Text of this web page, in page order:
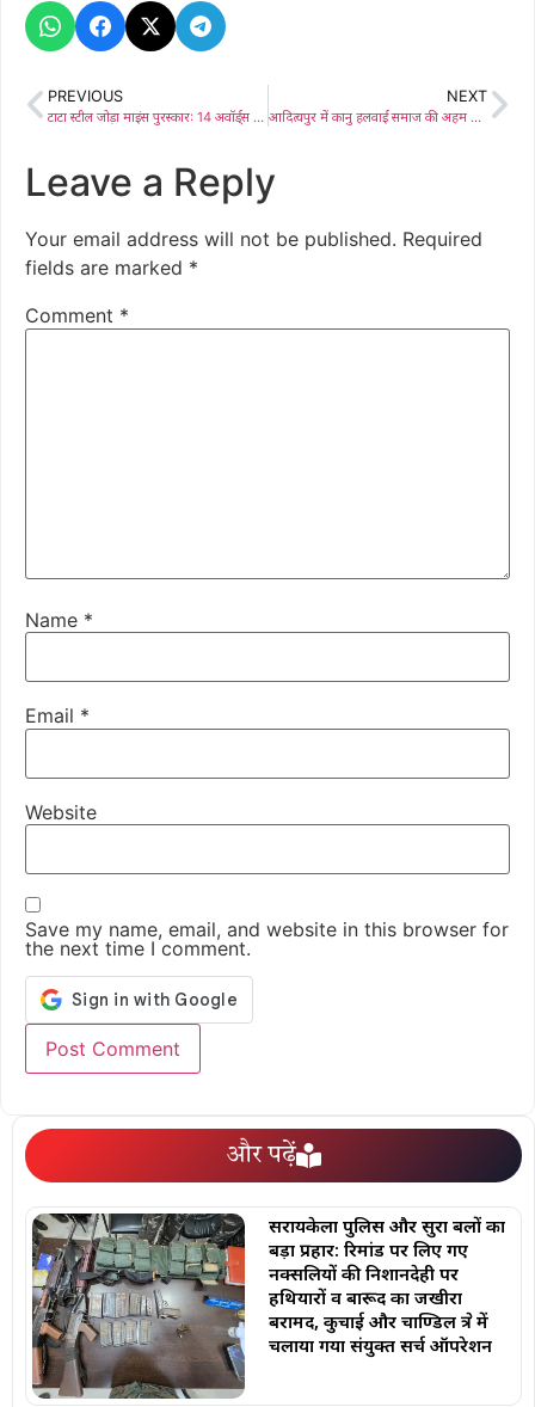
PREVIOUS
टाटा स्टील जोड़ा माइंस पुरस्कार: 14 अवॉर्ड्स के साथ खनन क्षेत्र में उत्कृष्टता का प्रदर्शन
NEXT
आदित्यपुर में कानु हलवाई समाज की अहम बैठक, संतोष कुमार गुप्ता सर्वसम्मति से बने नए अध्यक्ष
Leave a Reply
Your email address will not be published. Required
fields are marked *
Comment *
Name *
Email *
Website
Save my name, email, and website in this browser for
the next time I comment.
और पढ़ें
सरायकेला पुलिस और सुरक्षा बलों का
बड़ा प्रहार: रिमांड पर लिए गए
नक्सलियों की निशानदेही पर
हथियारों व बारूद का जखीरा
बरामद, कुचाई और चाण्डिल क्षेत्र में
चलाया गया संयुक्त सर्च ऑपरेशन